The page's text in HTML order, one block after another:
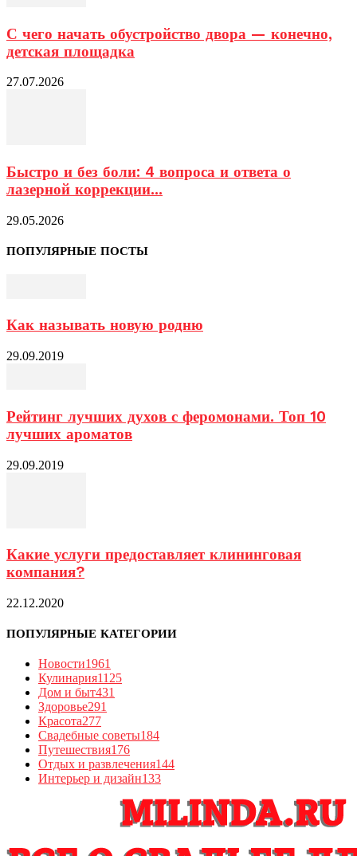
С чего начать обустройство двора — конечно,
детская площадка
27.07.2026
Быстро и без боли: 4 вопроса и ответа о
лазерной коррекции...
29.05.2026
ПОПУЛЯРНЫЕ ПОСТЫ
Как называть новую родню
29.09.2019
Рейтинг лучших духов с феромонами. Топ 10
лучших ароматов
29.09.2019
Какие услуги предоставляет клининговая
компания?
22.12.2020
ПОПУЛЯРНЫЕ КАТЕГОРИИ
Новости1961
Кулинария1125
Дом и быт431
Здоровье291
Красота277
Свадебные советы184
Путешествия176
Отдых и развлечения144
Интерьер и дизайн133